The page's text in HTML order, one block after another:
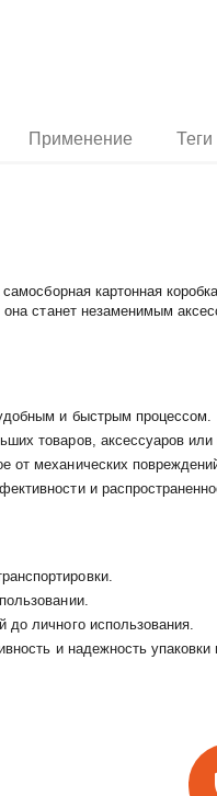
Применение Теги
картонная
станет незаменимым
и быстрым процессом.
товаров, аксессуаров или
от механических
и
до личного использования.
и надежность